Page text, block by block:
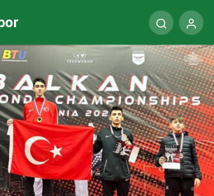
Golf Turnuvası’nda